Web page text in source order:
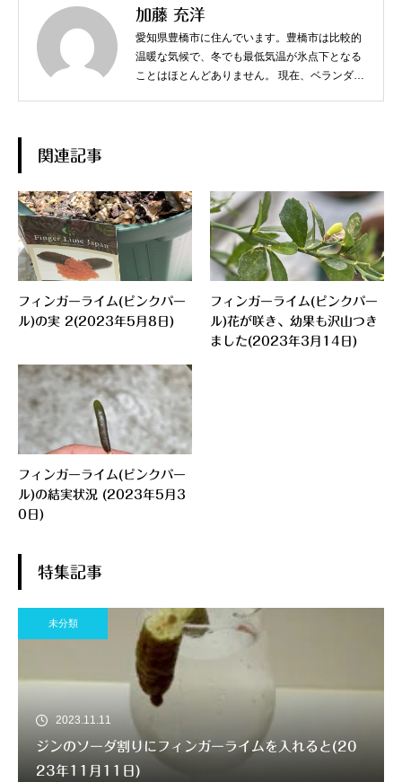
加藤 充洋
愛知県豊橋市に住んでいます。豊橋市は比較的
温暖な気候で、冬でも最低気温が氷点下となる
ことはほとんどありません。 現在、ベランダで
関連記事
フィンガーライム(ピンクパー
ル)の実 2(2023年5月8日)
フィンガーライム(ピンクパー
ル)花が咲き、幼果も沢山つき
ました(2023年3月14日)
フィンガーライム(ピンクパー
ル)の結実状況 (2023年5月3
0日)
特集記事
未分類
2023.11.11
ジンのソーダ割りにフィンガーライムを入れると(20
23年11月11日)